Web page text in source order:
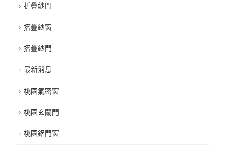
折疊紗門
摺疊紗窗
摺疊紗門
最新消息
桃園氣密窗
桃園玄關門
桃園鋁門窗